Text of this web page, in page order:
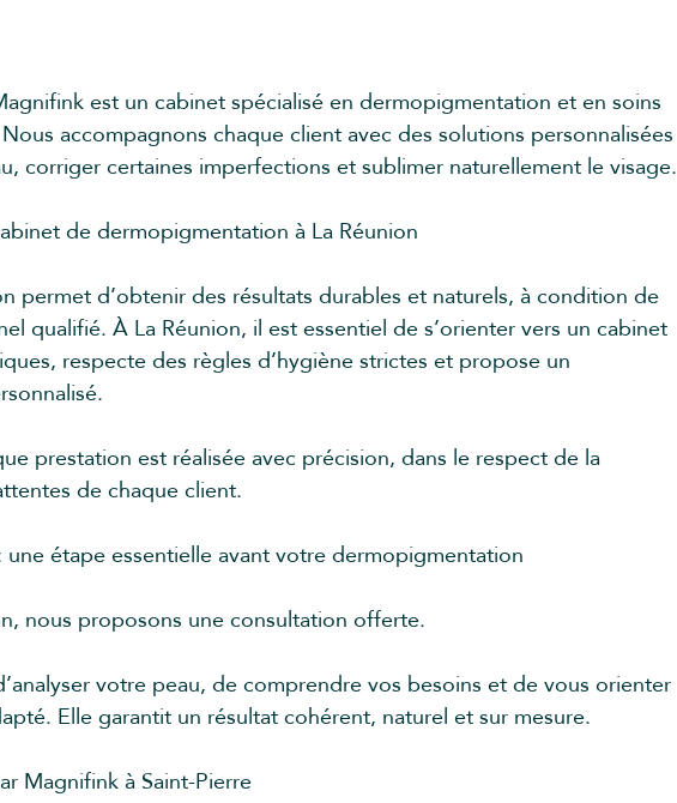
est un cabinet spécialisé en dermopigmentation et en soins
accompagnons chaque client avec des solutions personnalisées
corriger certaines imperfections et sublimer naturellement le visage.
de dermopigmentation à La Réunion
permet d’obtenir des résultats durables et naturels, à condition de
qualifié. À La Réunion, il est essentiel de s’orienter vers un cabinet
respecte des règles d’hygiène strictes et propose un
prestation est réalisée avec précision, dans le respect de la
de chaque client.
étape essentielle avant votre dermopigmentation
nous proposons une consultation offerte.
votre peau, de comprendre vos besoins et de vous orienter
Elle garantit un résultat cohérent, naturel et sur mesure.
Magnifink à Saint-Pierre